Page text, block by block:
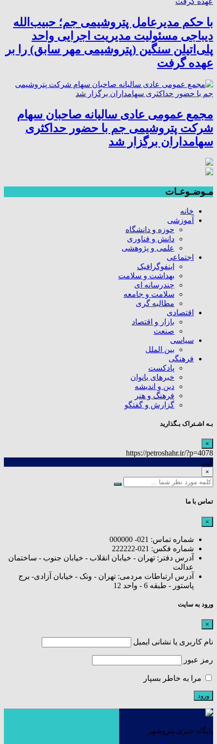
با حکم مدیرعامل پتروشیمی جم؛ حبیب‌الله
دیباجی مسئولیت مدیریت اجرایی واحد
پلی‌اتیلن سنگین (پتروشیمی مهر سابق) را بر
عهده گرفت
مجمع عمومی عادی سالیانه صاحبان سهام
شرکت پتروشیمی جم با حضور حداکثری
سهامداران برگزار شد
مـوضـوعـات
خانه
آموزشی
حوزه و دانشگاه
دانش و فناوری
علمی و پژوهشی
اجتماعی
اینفوگرافیک
بهداشت و سلامت
چندرسانه ای
سلامت و جامعه
مطالبه گری
اقتصادی
بازار و اقتصاد
صنعت
سیاسی
بین الملل
فرهنگی
پادکست
خبرهای بانوان
دین و اندیشه
فرهنگ و هنر
گزارش و گفتگو
بـه اشـتراک بـگذارید
×
https://petroshahr.ir/?p=4078
کپی
×
تماس با ما
×
شماره تماس: 021- 000000
شماره فکس: 021-222222
آدرس دفتر: تهران - خیابان انقلاب - خیابان جنوب - ساختمان
عدالت
آدرس ارتباطات مردمی: تهران - ونک - خیابان آزادی- برج
پاستور - طبقه 6 - واحد 12
ورود به سایت
×
نام کاربری یا نشانی ایمیل
رمز عبور
مرا به خاطر بسپار
پایگاه خبری پتروشهر